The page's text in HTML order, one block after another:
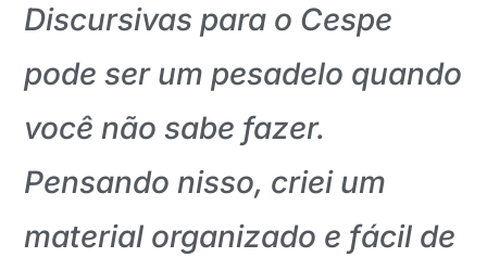
Discursivas para o Cespe
pode ser um pesadelo quando
você não sabe fazer.
Pensando nisso, criei um
material organizado e fácil de